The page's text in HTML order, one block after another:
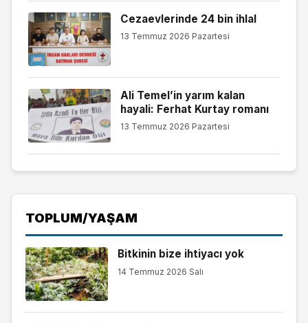
Cezaevlerinde 24 bin ihlal
13 Temmuz 2026 Pazartesi
Ali Temel’in yarım kalan
hayali: Ferhat Kurtay romanı
13 Temmuz 2026 Pazartesi
TOPLUM/YAŞAM
Bitkinin bize ihtiyacı yok
14 Temmuz 2026 Salı